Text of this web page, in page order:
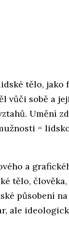
tělo, jako
vůči sobě a
Umění
=
a
tělo,
působení
ale